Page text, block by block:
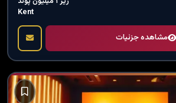
Kent
مشاهده جزئیات